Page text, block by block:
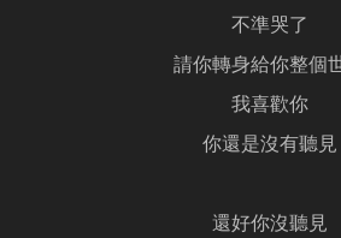
不準哭了
請你轉身給你整個
我喜歡你
你還是沒有聽見
還好你沒聽見